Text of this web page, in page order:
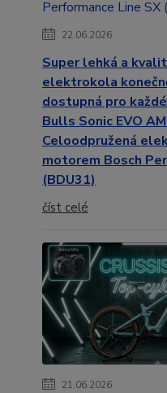
22.06.2026
Super lehká a
elektrokola
dostupná pro
Bulls Sonic EVO
Celoodpružená
motorem Bosch
(BDU31)
číst celé
21.06.2026